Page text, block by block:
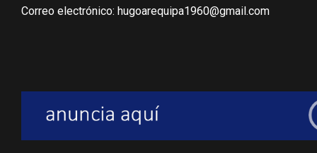
Correo electrónico: hugoarequipa1960@gmail.com